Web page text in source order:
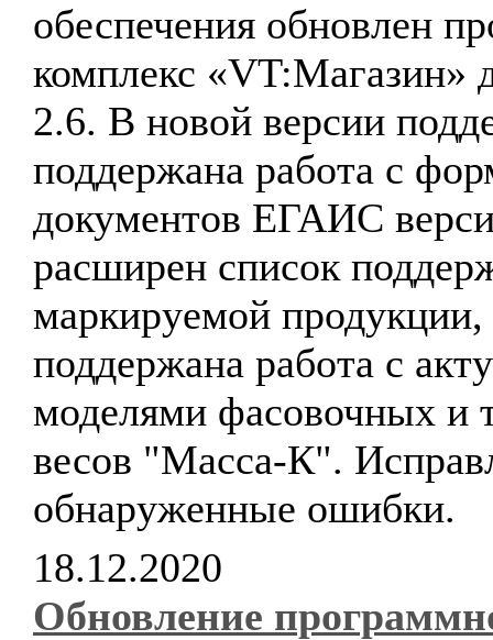
обеспечения обновлен
комплекс «VT:Магазин»
2.6. В новой версии
поддержана работа с
документов ЕГАИС
расширен список
маркируемой продукции,
поддержана работа с
моделями фасовочных и
весов "Масса-К".
обнаруженные ошибки.
18.12.2020
Обновление